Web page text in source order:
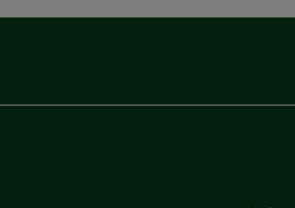
autant de petits bonheurs que l’on ne